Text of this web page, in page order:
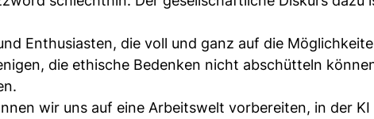
Enthusiasten, die voll und ganz auf die
die ethische Bedenken nicht abschütteln
wir uns auf eine Arbeitswelt vorbereiten, in der KI